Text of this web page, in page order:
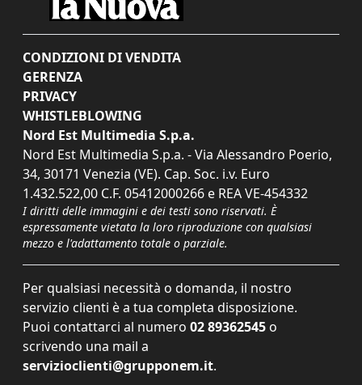
CONDIZIONI DI VENDITA
GERENZA
PRIVACY
WHISTLEBLOWING
Nord Est Multimedia S.p.a.
Nord Est Multimedia S.p.a. - Via Alessandro Poerio,
34, 30171 Venezia (VE). Cap. Soc. i.v. Euro
1.432.522,00 C.F. 05412000266 e REA VE-454332
I diritti delle immagini e dei testi sono riservati. È
espressamente vietata la loro riproduzione con qualsiasi
mezzo e l'adattamento totale o parziale.
Per qualsiasi necessità o domanda, il nostro
servizio clienti è a tua completa disposizione.
Puoi contattarci al numero 02 89362545 o
scrivendo una mail a
servizioclienti@grupponem.it.